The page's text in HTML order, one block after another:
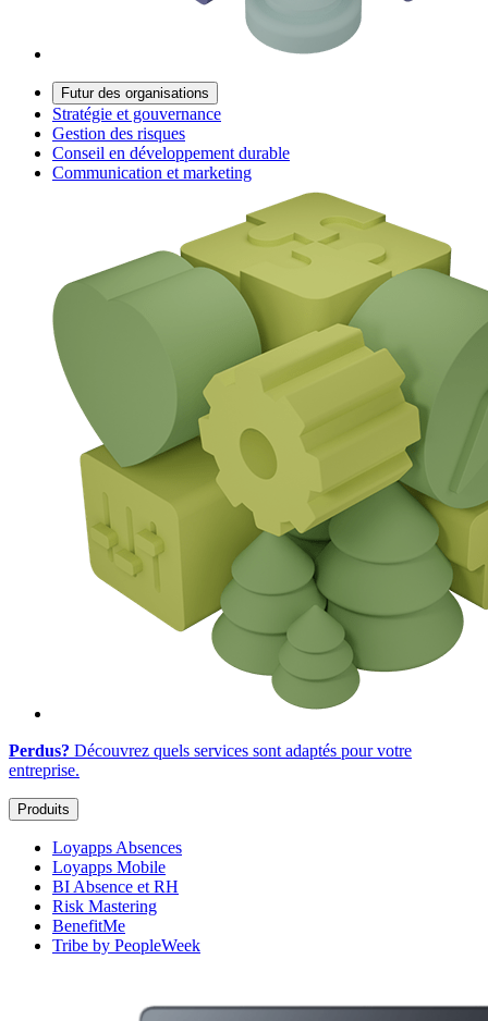
Futur des organisations
Stratégie et gouvernance
Gestion des risques
Conseil en développement durable
Communication et marketing
Perdus? Découvrez quels services sont adaptés pour votre
entreprise.
Produits
Loyapps Absences
Loyapps Mobile
BI Absence et RH
Risk Mastering
BenefitMe
Tribe by PeopleWeek